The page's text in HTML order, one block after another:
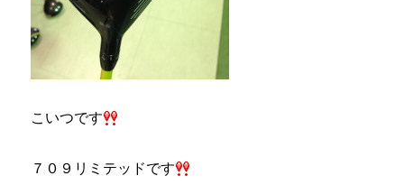
こいつです
７０９リミテッドです